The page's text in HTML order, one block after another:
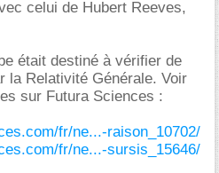
celui de Hubert Reeves,
était destiné à vérifier de
la Relativité Générale. Voir
sur Futura Sciences :
fr/ne...-raison_10702/
fr/ne...-sursis_15646/